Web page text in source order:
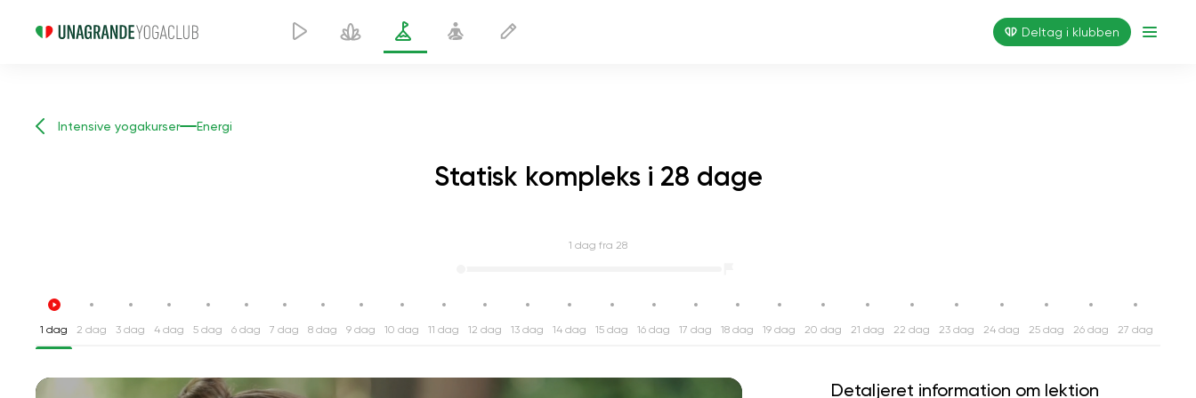
Deltag i klubben
Intensive yogakurser Energi
Statisk kompleks i 28 dage
1 dag fra 28
1 dag 2 dag 3 dag 4 dag 5 dag 6 dag 7 dag 8 dag 9 dag 10 dag 11 dag 12 dag 13 dag 14 dag 15 dag 16 dag 17 dag 18 dag 19 dag 20 dag 21 dag 22 dag 23 dag 24 dag 25 dag 26 dag 27 dag
Detaljeret information om lektion